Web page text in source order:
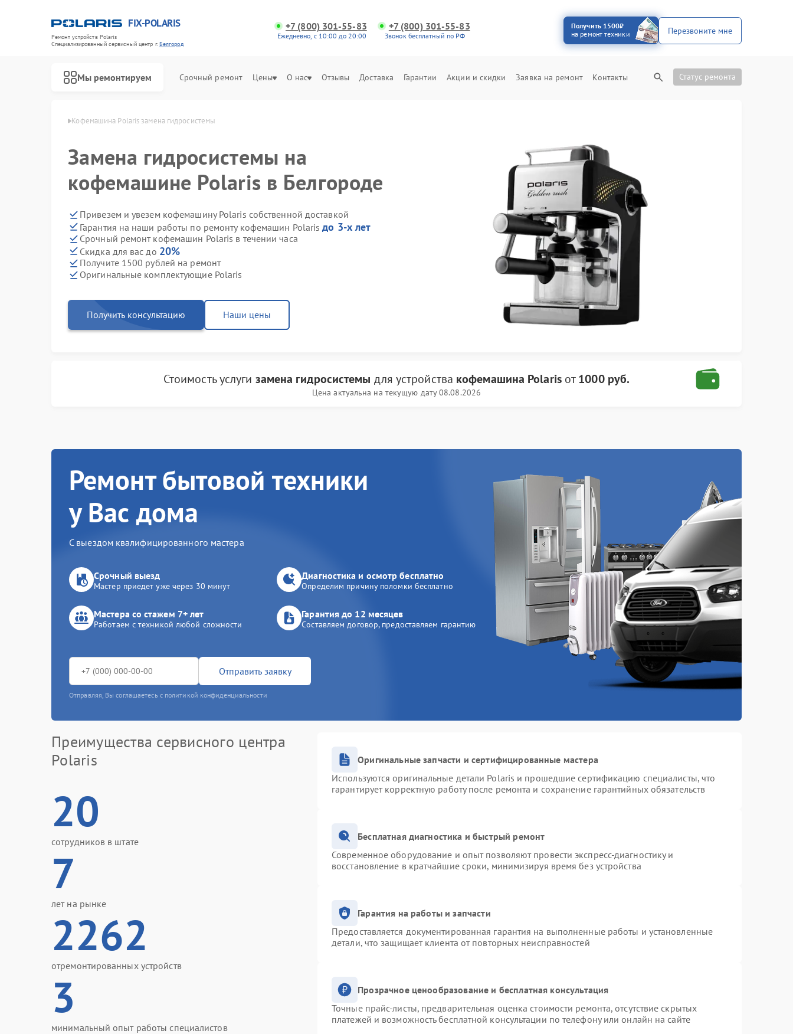
FIX-POLARIS
Ремонт устройств Polaris
Специализированный cервисный центр г.Белгород
+7 (800) 301-55-83
Ежедневно, с 10:00 до 20:00
+7 (800) 301-55-83
Звонок бесплатный по РФ
Получить 1500₽
на ремонт техники
Перезвоните мне
Мы ремонтируем Срочный ремонт Цены О нас Отзывы Доставка Гарантии Акции и скидки Заявка на ремонт Контакты Статус ремонта
в Белгороде Кофемашина Polaris замена гидросистемы
Замена гидросистемы на
кофемашине Polaris в Белгороде
Привезем и увезем кофемашину Polaris собственной доставкой
Гарантия на наши работы по ремонту кофемашин Polarisдо 3-х лет
Срочный ремонт кофемашин Polaris в течении часа
Скидка для вас до 20%
Получите 1500 рублей на ремонт
Оригинальные комплектующие Polaris
Получить консультацию Наши цены
Стоимость услуги замена гидросистемы для устройства кофемашина Polarisот1000 руб.
Цена актуальна на текущую дату 08.08.2026
Ремонт бытовой техники
у Вас дома
С выездом квалифицированного мастера
Срочный выезд
Мастер приедет уже через 30 минут
Диагностика и осмотр бесплатно
Определим причину поломки бесплатно
Мастера со стажем 7+ лет
Работаем с техникой любой сложности
Гарантия до 12 месяцев
Составляем договор, предоставляем гарантию
Отправить заявку
Отправляя, Вы соглашаетесь с политикой конфиденциальности
Преимущества сервисного центра
Polaris
20
сотрудников в штате
7
лет на рынке
2262
отремонтированных устройств
3
минимальный опыт работы специалистов
Оригинальные запчасти и сертифицированные мастера
Используются оригинальные детали Polaris и прошедшие сертификацию специалисты, что
гарантирует корректную работу после ремонта и сохранение гарантийных обязательств
Бесплатная диагностика и быстрый ремонт
Современное оборудование и опыт позволяют провести экспресс-диагностику и
восстановление в кратчайшие сроки, минимизируя время без устройства
Гарантия на работы и запчасти
Предоставляется документированная гарантия на выполненные работы и установленные
детали, что защищает клиента от повторных неисправностей
Прозрачное ценообразование и бесплатная консультация
Точные прайс-листы, предварительная оценка стоимости ремонта, отсутствие скрытых
платежей и возможность бесплатной консультации по телефону или онлайн на сайте